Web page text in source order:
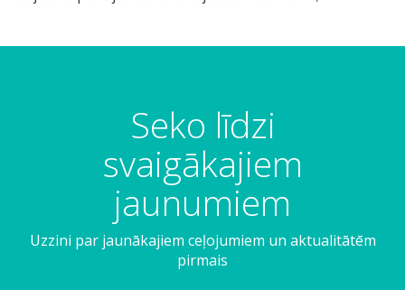
Seko līdzi
svaigākajiem
jaunumiem
Uzzini par jaunākajiem ceļojumiem un aktualitātēm
pirmais